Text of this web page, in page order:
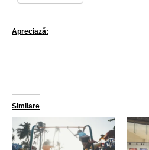
Apreciază:
Similare